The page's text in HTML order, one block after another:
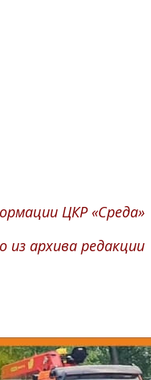
ЦКР «Среда»
из архива редакции